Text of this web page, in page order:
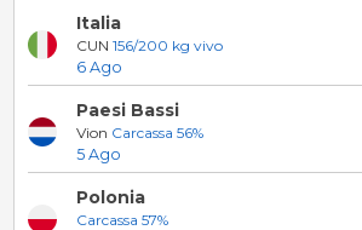
Italia
CUN156/200 kg vivo
6 Ago
Paesi Bassi
Vion Carcassa 56%
5 Ago
Polonia
Carcassa 57%